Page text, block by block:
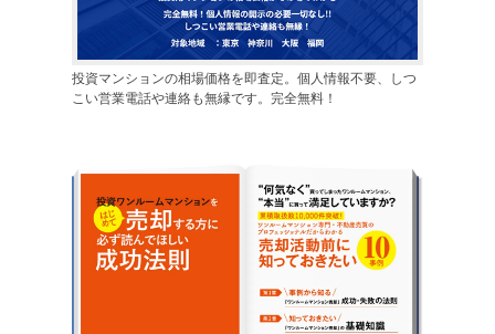
投資マンションの相場価格を即査定。個人情報不要、しつ
こい営業電話や連絡も無縁です。完全無料！